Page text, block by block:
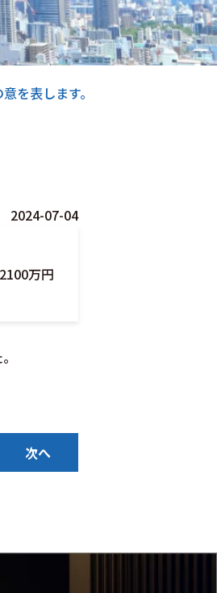
を表します。
2024-07-04
2100万円
次へ